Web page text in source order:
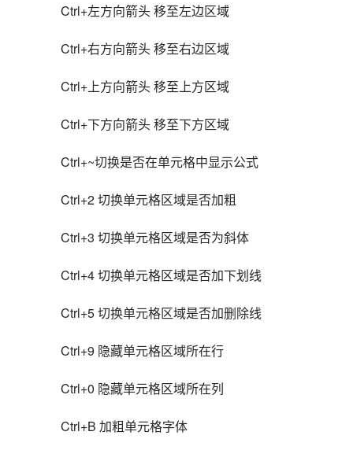
Ctrl+左方向箭头 移至左边区域
Ctrl+右方向箭头 移至右边区域
Ctrl+上方向箭头 移至上方区域
Ctrl+下方向箭头 移至下方区域
Ctrl+~切换是否在单元格中显示公式
Ctrl+2 切换单元格区域是否加粗
Ctrl+3 切换单元格区域是否为斜体
Ctrl+4 切换单元格区域是否加下划线
Ctrl+5 切换单元格区域是否加删除线
Ctrl+9 隐藏单元格区域所在行
Ctrl+0 隐藏单元格区域所在列
Ctrl+B 加粗单元格字体